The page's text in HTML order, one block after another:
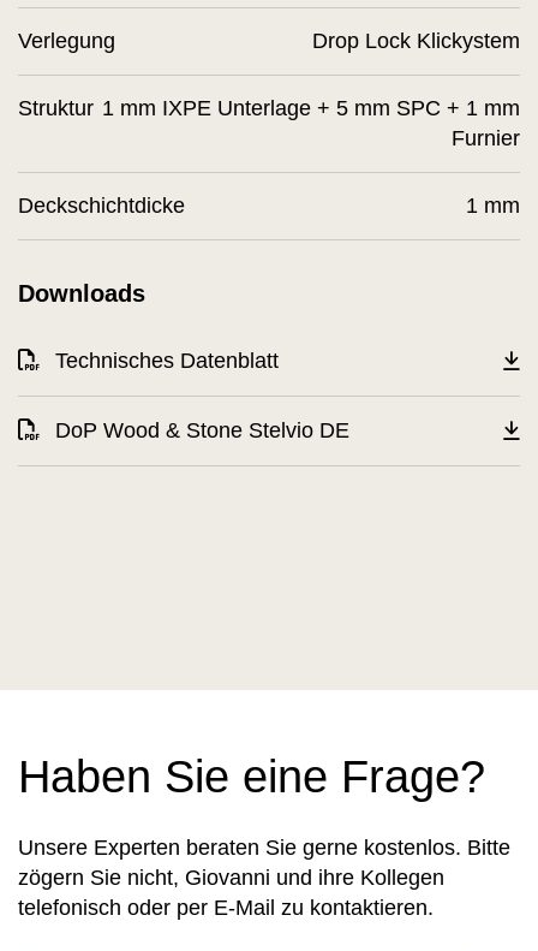
Downloads
Technisches Datenblatt
DoP Wood & Stone Stelvio DE
Verlegung Drop Lock Klickystem
Struktur 1 mm IXPE Unterlage + 5 mm SPC + 1 mm
Furnier
Deckschichtdicke 1 mm
Haben Sie eine Frage?
Unsere Experten beraten Sie gerne kostenlos. Bitte
zögern Sie nicht, Giovanni und ihre Kollegen
telefonisch oder per E-Mail zu kontaktieren.